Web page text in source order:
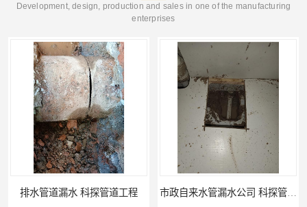
Development, design, production and sales in one of the manufacturing
enterprises